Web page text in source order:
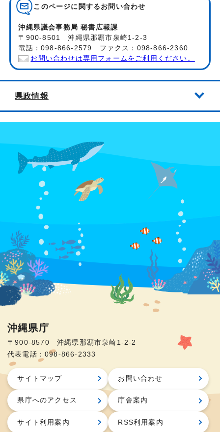
このページに関する お問い合わせ
沖縄県議会事務局 秘書広報課
〒900-8501 沖縄県那覇市泉崎1-2-3
電話：098-866-2579 ファクス：098-866-2360
お問い合わせは専用フォームをご利用ください。
県政情報
沖縄県庁
〒900-8570 沖縄県那覇市泉崎1-2-2
代表電話：098-866-2333
サイトマップ お問い合わせ
県庁へのアクセス 庁舎案内
サイト利用案内 RSS利用案内